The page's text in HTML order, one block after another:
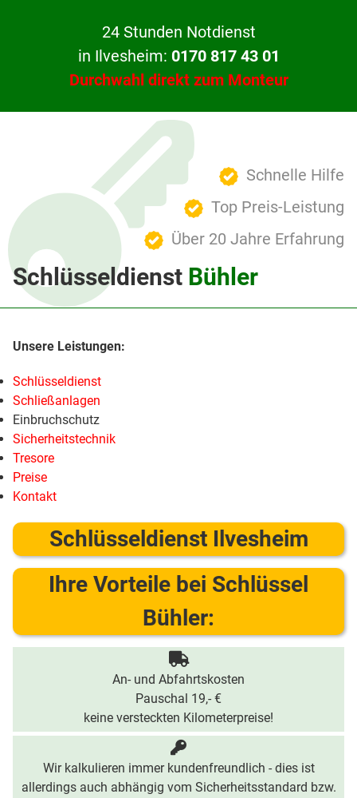
24 Stunden Notdienst
in Ilvesheim: 0170 817 43 01
Durchwahl direkt zum Monteur
Schnelle Hilfe
Top Preis-Leistung
Über 20 Jahre Erfahrung
Schlüsseldienst Bühler
Schlüsseldienst
Schließanlagen
Einbruchschutz
Sicherheitstechnik
Tresore
Preise
Kontakt
Schlüsseldienst Ilvesheim
Ihre Vorteile bei Schlüssel
Bühler:
An- und Abfahrtskosten
Pauschal 19,- €
keine versteckten Kilometerpreise!
Wir kalkulieren immer kundenfreundlich - dies ist
allerdings auch abhängig vom Sicherheitsstandard bzw.